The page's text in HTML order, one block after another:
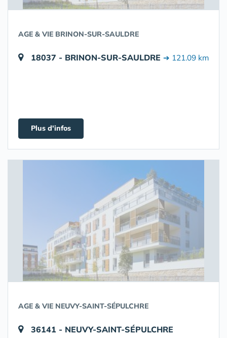
AGE & VIE BRINON-SUR-SAULDRE
18037 - BRINON-SUR-SAULDRE ➔ 121.09 km
Plus d'infos
AGE & VIE NEUVY-SAINT-SÉPULCHRE
36141 - NEUVY-SAINT-SÉPULCHRE